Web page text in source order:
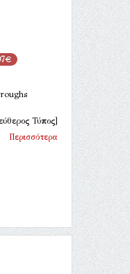
Τύπος]
Περισσότερα